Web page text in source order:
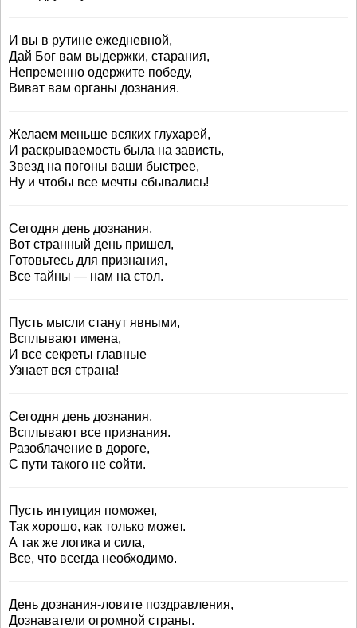
И вы в рутине ежедневной,
Дай Бог вам выдержки, старания,
Непременно одержите победу,
Виват вам органы дознания.
Желаем меньше всяких глухарей,
И раскрываемость была на зависть,
Звезд на погоны ваши быстрее,
Ну и чтобы все мечты сбывались!
Сегодня день дознания,
Вот странный день пришел,
Готовьтесь для признания,
Все тайны — нам на стол.
Пусть мысли станут явными,
Всплывают имена,
И все секреты главные
Узнает вся страна!
Сегодня день дознания,
Всплывают все признания.
Разоблачение в дороге,
С пути такого не сойти.
Пусть интуиция поможет,
Так хорошо, как только может.
А так же логика и сила,
Все, что всегда необходимо.
День дознания-ловите поздравления,
Дознаватели огромной страны.